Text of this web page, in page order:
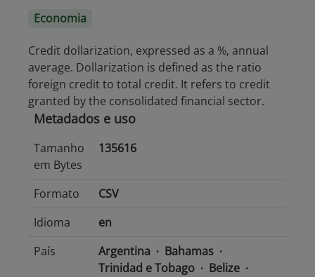
Economia
Credit dollarization, expressed as a %, annual
average. Dollarization is defined as the ratio
foreign credit to total credit. It refers to credit
granted by the consolidated financial sector.
Metadados e uso
Tamanho
em Bytes
135616
Formato
CSV
Idioma
en
País
Argentina
Bahamas
Trinidad e Tobago
Belize